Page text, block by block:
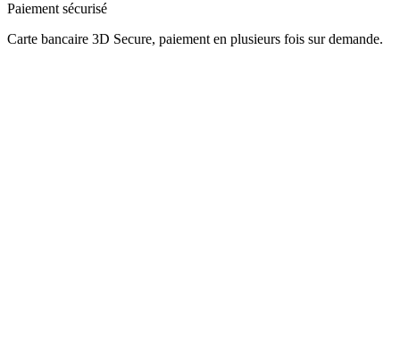
Paiement sécurisé
Carte bancaire 3D Secure, paiement en plusieurs fois sur demande.